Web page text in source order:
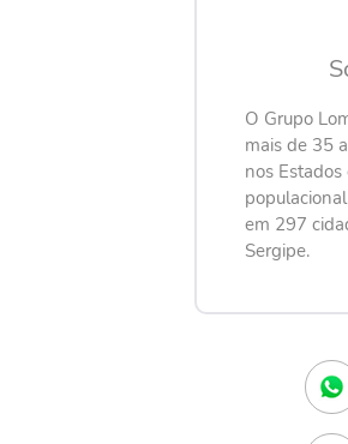
O Grupo
mais de 35
nos
em 297
Sergipe.